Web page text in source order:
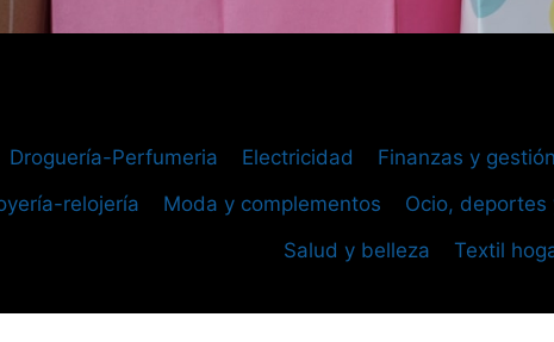
Droguería-Perfumeria Electricidad Finanzas y gestión
relojería Moda y complementos Ocio, deportes
Salud y belleza
Textil